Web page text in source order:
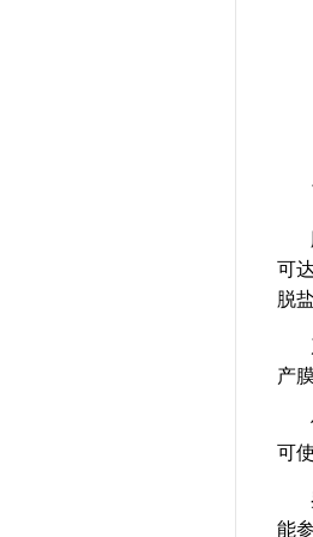
可
脱
产
可
能